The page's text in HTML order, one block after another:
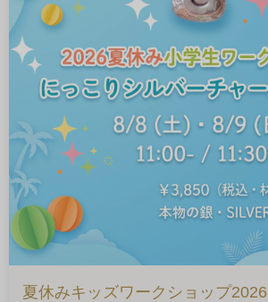
夏休みキッズワークショップ2026